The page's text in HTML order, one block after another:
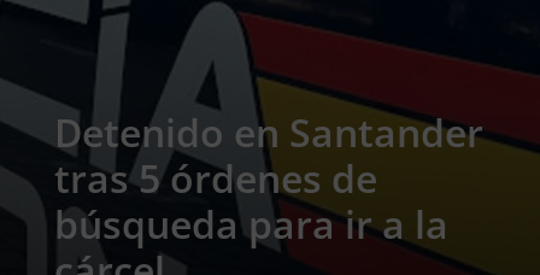
Detenido en Santander
tras 5 órdenes de
búsqueda para ir a la